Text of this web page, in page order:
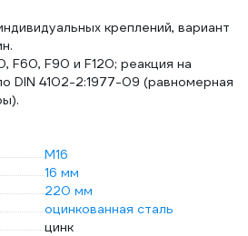
креплений, вариант
F60, F90 и F120; реакция на
DIN 4102-2:1977-09 (равномерная
М16
16 мм
220 мм
оцинкованная сталь
цинк